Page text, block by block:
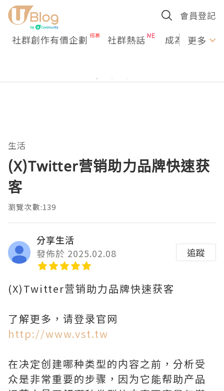
會員登記
社群創作有價企劃 社群熱話 成為U更多
生活
(X)Twitter营销助力品牌快速获
客
瀏覽次數:139
分享生活
發佈於 2025.02.08
追蹤
(X)Twitter营销助力品牌快速获客
了解更多，请登录官网
http://www.vst.tw
在决定创建哪种类型的内容之前，分析受
众是非常重要的步骤，因为它能帮助产品